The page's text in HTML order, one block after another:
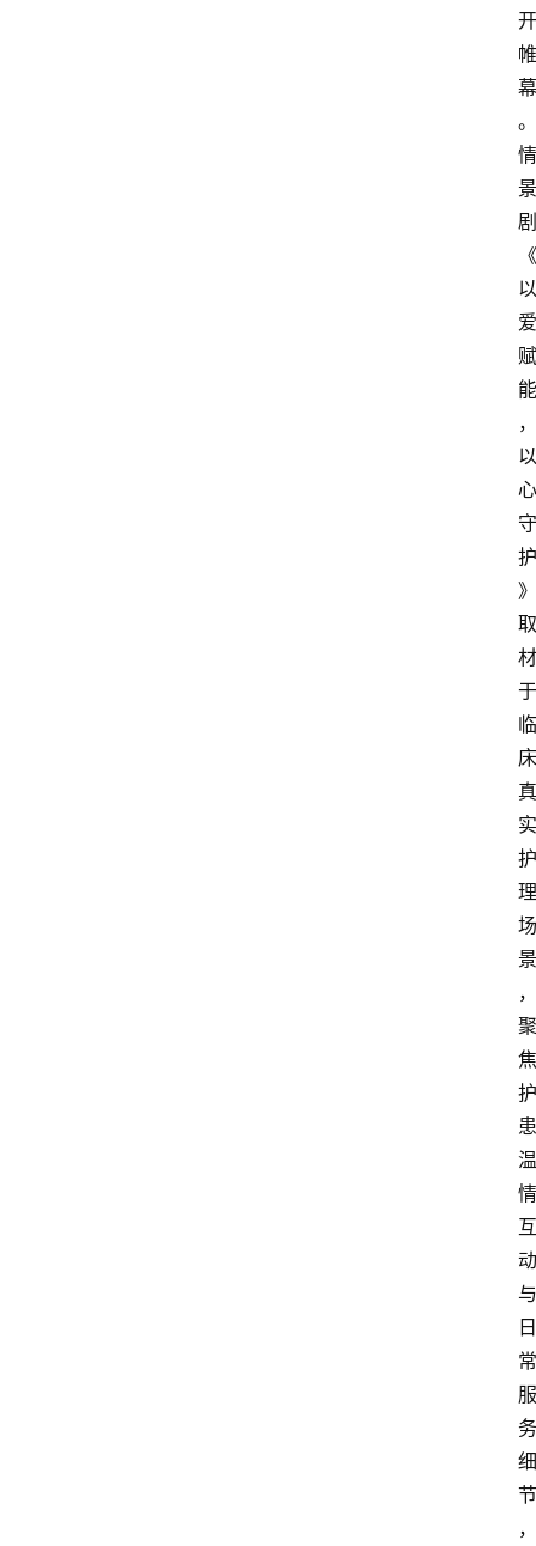
开
帷
幕
。
情
景
剧
《
以
爱
赋
能
，
以
心
守
护
》
取
材
于
临
床
真
实
护
理
场
景
，
聚
焦
护
患
温
情
互
动
与
日
常
服
务
细
节
，